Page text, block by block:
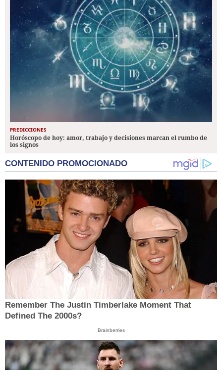
PREDICCIONES
Horóscopo de hoy: amor, trabajo y decisiones marcan el rumbo de
los signos
CONTENIDO PROMOCIONADO
Remember The Justin Timberlake Moment That
Defined The 2000s?
Brainberries